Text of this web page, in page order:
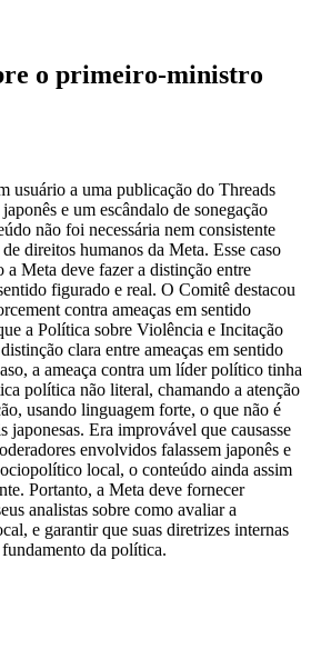
o primeiro-ministro
usuário a uma publicação do Threads
e um escândalo de sonegação
não foi necessária nem consistente
direitos humanos da Meta. Esse caso
a Meta deve fazer a distinção entre
figurado e real. O Comitê destacou
contra ameaças em sentido
a Política sobre Violência e Incitação
clara entre ameaças em sentido
a ameaça contra um líder político tinha
política não literal, chamando a atenção
usando linguagem forte, o que não é
japonesas. Era improvável que causasse
envolvidos falassem japonês e
local, o conteúdo ainda assim
Portanto, a Meta deve fornecer
analistas sobre como avaliar a
e garantir que suas diretrizes internas
da política.